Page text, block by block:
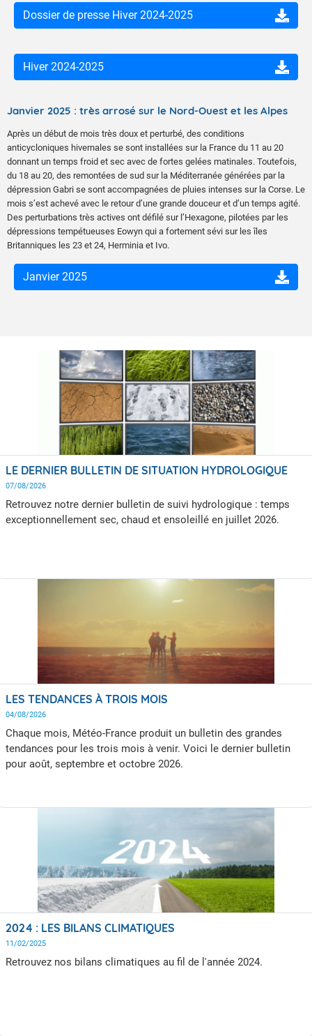
Dossier de presse Hiver 2024-2025
Hiver 2024-2025
Janvier 2025 : très arrosé sur le Nord-Ouest et les Alpes
Après un début de mois très doux et perturbé, des conditions
anticycloniques hivernales se sont installées sur la France du 11 au 20
donnant un temps froid et sec avec de fortes gelées matinales. Toutefois,
du 18 au 20, des remontées de sud sur la Méditerranée générées par la
dépression Gabri se sont accompagnées de pluies intenses sur la Corse. Le
mois s’est achevé avec le retour d’une grande douceur et d’un temps agité.
Des perturbations très actives ont défilé sur l’Hexagone, pilotées par les
dépressions tempétueuses Eowyn qui a fortement sévi sur les îles
Britanniques les 23 et 24, Herminia et Ivo.
Janvier 2025
LE DERNIER BULLETIN DE SITUATION HYDROLOGIQUE
07/08/2026
Retrouvez notre dernier bulletin de suivi hydrologique : temps
exceptionnellement sec, chaud et ensoleillé en juillet 2026.
LES TENDANCES À TROIS MOIS
04/08/2026
Chaque mois, Météo-France produit un bulletin des grandes
tendances pour les trois mois à venir. Voici le dernier bulletin
pour août, septembre et octobre 2026.
2024 : LES BILANS CLIMATIQUES
11/02/2025
Retrouvez nos bilans climatiques au fil de l'année 2024.